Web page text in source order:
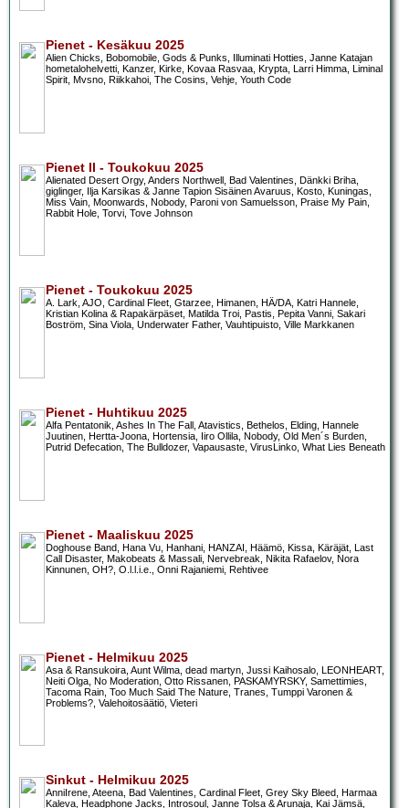
Pienet - Kesäkuu 2025
Alien Chicks, Bobomobile, Gods & Punks, Illuminati Hotties, Janne Katajan
hometalohelvetti, Kanzer, Kirke, Kovaa Rasvaa, Krypta, Larri Himma, Liminal
Spirit, Mvsno, Riikkahoi, The Cosins, Vehje, Youth Code
Pienet II - Toukokuu 2025
Alienated Desert Orgy, Anders Northwell, Bad Valentines, Dänkki Briha,
giglinger, Ilja Karsikas & Janne Tapion Sisäinen Avaruus, Kosto, Kuningas,
Miss Vain, Moonwards, Nobody, Paroni von Samuelsson, Praise My Pain,
Rabbit Hole, Torvi, Tove Johnson
Pienet - Toukokuu 2025
A. Lark, AJO, Cardinal Fleet, Gtarzee, Himanen, HÄ/DA, Katri Hannele,
Kristian Kolina & Rapakärpäset, Matilda Troi, Pastis, Pepita Vanni, Sakari
Boström, Sina Viola, Underwater Father, Vauhtipuisto, Ville Markkanen
Pienet - Huhtikuu 2025
Alfa Pentatonik, Ashes In The Fall, Atavistics, Bethelos, Elding, Hannele
Juutinen, Hertta-Joona, Hortensia, Iiro Ollila, Nobody, Old Men´s Burden,
Putrid Defecation, The Bulldozer, Vapausaste, VirusLinko, What Lies Beneath
Pienet - Maaliskuu 2025
Doghouse Band, Hana Vu, Hanhani, HANZAI, Häämö, Kissa, Käräjät, Last
Call Disaster, Makobeats & Massali, Nervebreak, Nikita Rafaelov, Nora
Kinnunen, OH?, O.l.l.i.e., Onni Rajaniemi, Rehtivee
Pienet - Helmikuu 2025
Asa & Ransukoira, Aunt Wilma, dead martyn, Jussi Kaihosalo, LEONHEART,
Neiti Olga, No Moderation, Otto Rissanen, PASKAMYRSKY, Samettimies,
Tacoma Rain, Too Much Said The Nature, Tranes, Tumppi Varonen &
Problems?, Valehoitosäätiö, Vieteri
Sinkut - Helmikuu 2025
AnniIrene, Ateena, Bad Valentines, Cardinal Fleet, Grey Sky Bleed, Harmaa
Kaleva, Headphone Jacks, Introsoul, Janne Tolsa & Arunaja, Kai Jämsä,